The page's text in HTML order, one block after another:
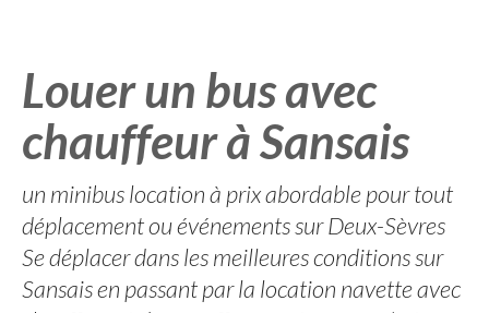
Louer un bus avec
chauffeur à Sansais
un minibus location à prix abordable pour tout
déplacement ou événements sur Deux-Sèvres
Se déplacer dans les meilleures conditions sur
Sansais en passant par la location navette avec